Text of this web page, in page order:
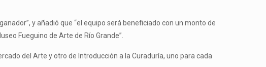
y añadió que “el equipo será beneficiado con un monto de
Fueguino de Arte de Río Grande”.
del Arte y otro de Introducción a la Curaduría, uno para cada